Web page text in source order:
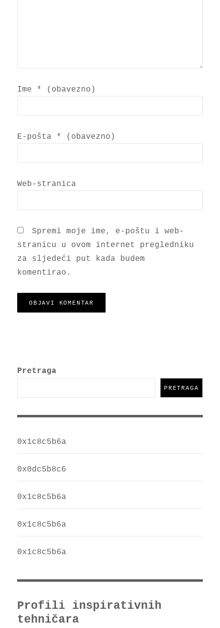
Ime * (obavezno)
E-pošta * (obavezno)
Web-stranica
Spremi moje ime, e-poštu i web-
stranicu u ovom internet pregledniku
za sljedeći put kada budem
komentirao.
Pretraga
PRETRAGA
0x1c8c5b6a
0x0dc5b8c6
0x1c8c5b6a
0x1c8c5b6a
0x1c8c5b6a
Profili inspirativnih
tehničara